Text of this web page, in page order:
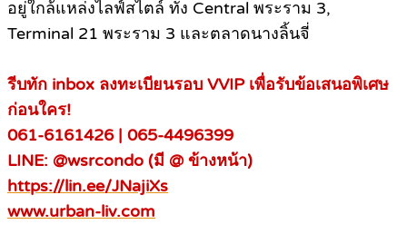
อยู่ใกล้แหล่งไลฟ์สไตล์ ทั้ง Central พระราม 3,
Terminal 21 พระราม 3 และตลาดนางลิ้นจี่
รีบทัก inbox ลงทะเบียนรอบ VVIP เพื่อรับข้อเสนอพิเศษ
ก่อนใคร!
061-6161426 | 065-4496399
LINE: @wsrcondo (มี @ ข้างหน้า)
https://lin.ee/JNajiXs
www.urban-liv.com